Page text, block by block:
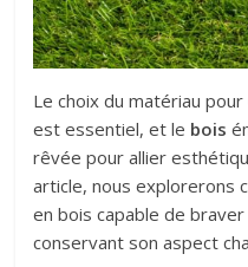
Le choix du matériau
est essentiel, et le bois
rêvée pour allier
article, nous explorerons
en bois capable de
conservant son aspect